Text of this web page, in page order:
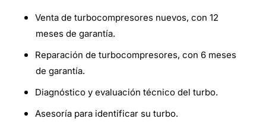
Venta de turbocompresores nuevos, con 12
meses de garantía.
Reparación de turbocompresores, con 6 meses
de garantía.
Diagnóstico y evaluación técnico del turbo.
Asesoría para identificar su turbo.